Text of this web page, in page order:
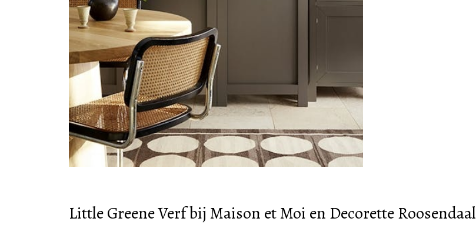
Little Greene Verf bij Maison et Moi en Decorette Roosendaal